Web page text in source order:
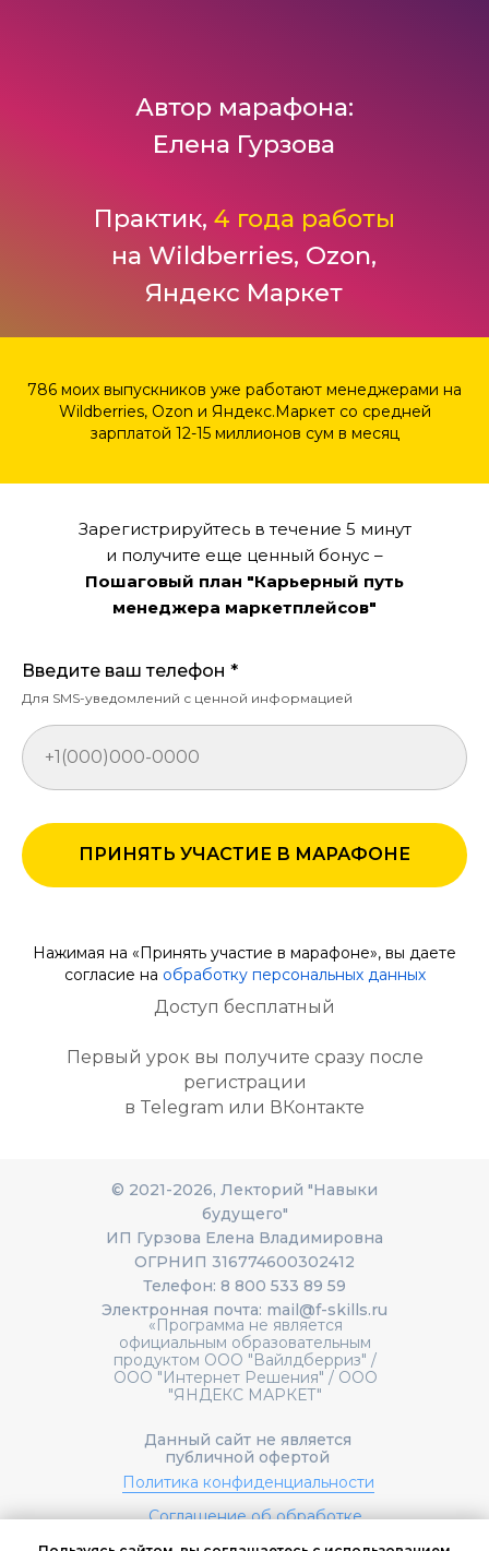
786 моих выпускников уже работают менеджерами на
Wildberries, Ozon и Яндекс.Маркет со средней
зарплатой 12-15 миллионов сум в месяц
Зарегистрируйтесь в течение 5 минут
и получите еще ценный бонус –
Пошаговый план "Карьерный путь
менеджера маркетплейсов"
Введите ваш телефон *
Для SMS-уведомлений с ценной информацией
ПРИНЯТЬ УЧАСТИЕ В МАРАФОНЕ
Нажимая на «Принять участие в марафоне», вы даете
согласие на обработку персональных данных
Доступ бесплатный
Первый урок вы получите сразу после
регистрации
в Telegram или ВКонтакте
Политика конфиденциальности
© 2021-2026, Лекторий "Навыки
будущего"
ИП Гурзова Елена Владимировна
ОГРНИП 316774600302412
Телефон: 8 800 533 89 59
Электронная почта: mail@f-skills.ru
Соглашение об обработке
Данный сайт не является
публичной офертой
«Программа не является
официальным образовательным
продуктом ООО "Вайлдберриз" /
ООО "Интернет Решения" / ООО
"ЯНДЕКС МАРКЕТ"